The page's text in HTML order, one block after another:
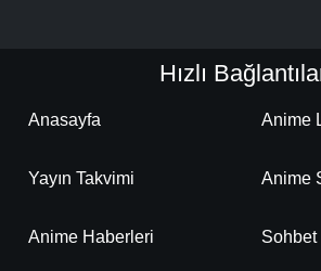
Hızlı
Anasayfa Anime
Yayın Takvimi Anime
Anime Haberleri Sohbet